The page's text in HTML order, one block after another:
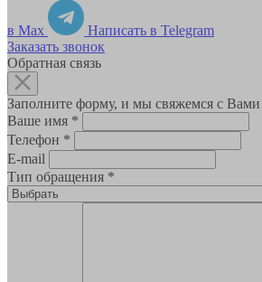
в Max
Написать в Telegram
Заказать звонок
Обратная связь
Заполните форму, и мы свяжемся с
Ваше имя *
Телефон *
E-mail
Тип обращения *